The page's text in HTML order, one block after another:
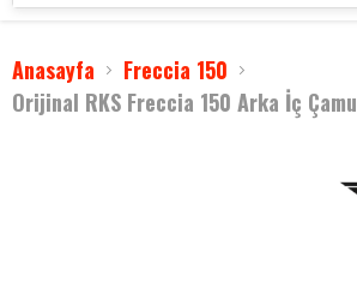
Anasayfa
Freccia 150
Orijinal RKS Freccia 150 Arka İç